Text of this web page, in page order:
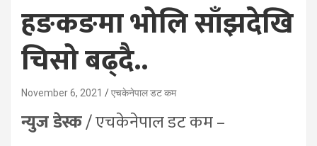
हङकङमा भोलि साँझदेखि
चिसो बढ्दै..
November 6, 2021 एचकेनेपाल डट कम
न्युज डेस्क/ एचकेनेपाल डट कम –